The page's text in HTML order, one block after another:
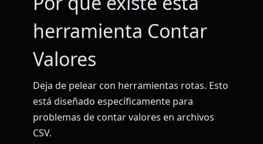
herramienta Contar
Valores
Deja de pelear con herramientas rotas. Esto
está diseñado específicamente para
problemas de contar valores en archivos
CSV.